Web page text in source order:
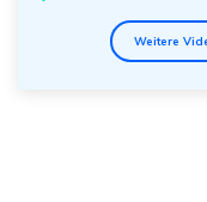
Weitere